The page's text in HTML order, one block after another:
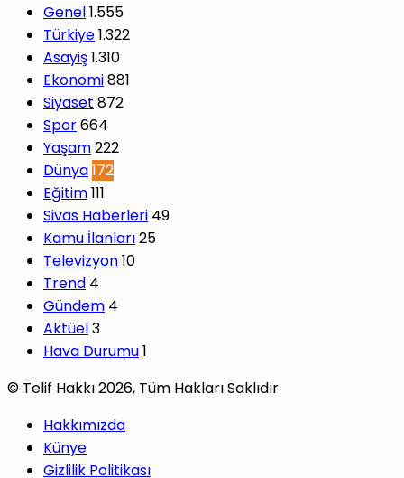
Genel1.555
Türkiye1.322
Asayiş1.310
Ekonomi881
Siyaset 872
Spor664
Yaşam222
Dünya172
Eğitim111
Sivas Haberleri 49
Kamu İlanları25
Televizyon10
Trend 4
Gündem 4
Aktüel3
Hava Durumu1
© Telif Hakkı 2026, Tüm Hakları Saklıdır
Hakkımızda
Künye
Gizlilik Politikası